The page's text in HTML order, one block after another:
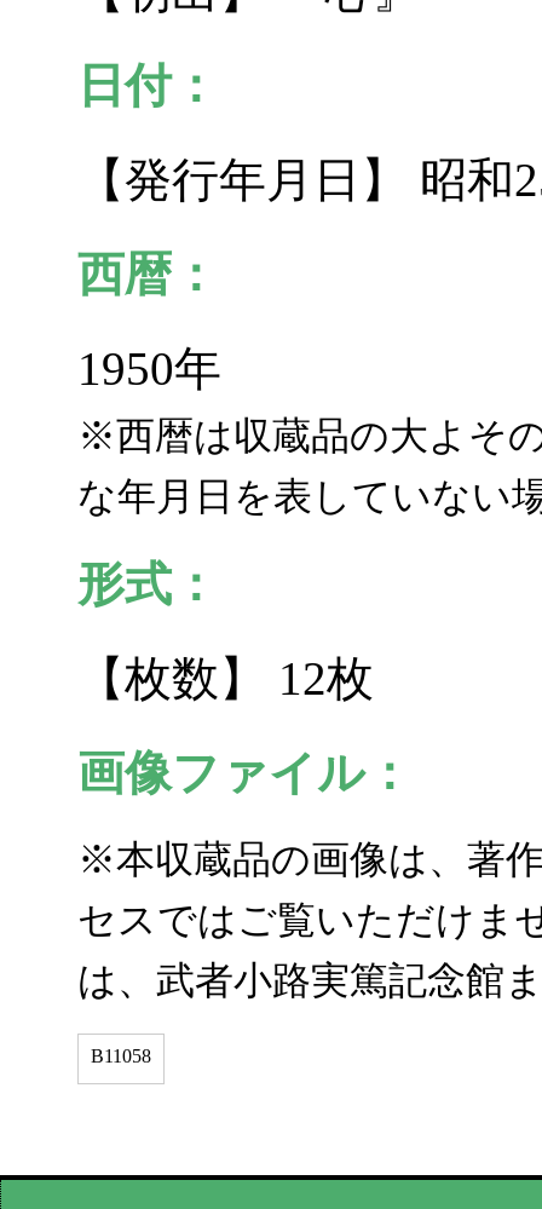
日付：
【発行年月日】 昭和
西暦：
1950年
※西暦は収蔵品の大よそ
な年月日を表していない
形式：
【枚数】 12枚
画像ファイル：
※本収蔵品の画像は、著
セスではご覧いただけま
は、武者小路実篤記念館
B11058